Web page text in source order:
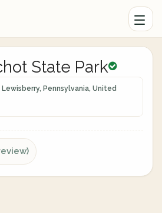
State Park
Lewisberry, Pennsylvania, United